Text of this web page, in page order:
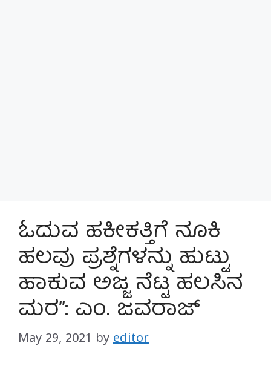
ಓದುವ ಹಕೀಕತ್ತಿಗೆ ನೂಕಿ
ಹಲವು ಪ್ರಶ್ನೆಗಳನ್ನು ಹುಟ್ಟು
ಹಾಕುವ ಅಜ್ಜ ನೆಟ್ಟ ಹಲಸಿನ
ಮರ”: ಎಂ. ಜವರಾಜ್
May 29, 2021 by editor